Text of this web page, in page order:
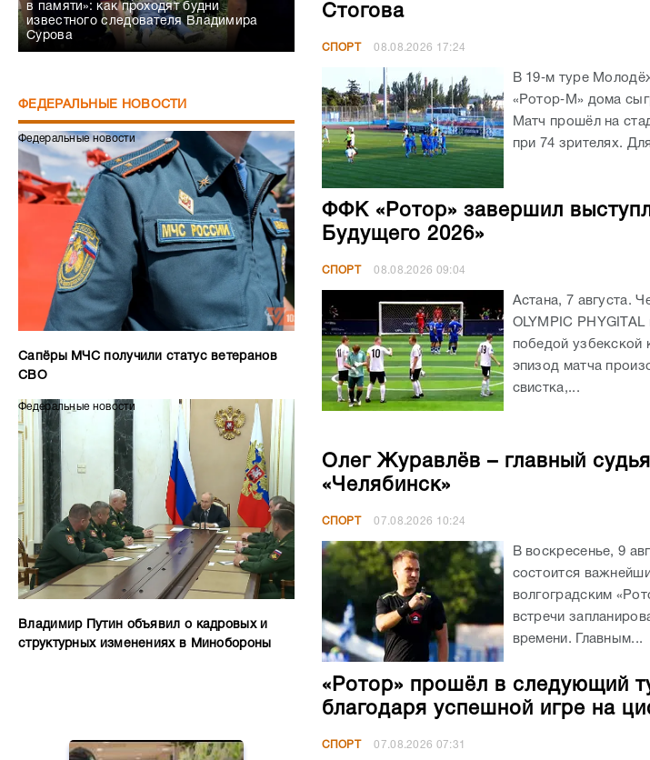
в памяти»: как проходят будни
известного следователя Владимира
Сурова
ФЕДЕРАЛЬНЫЕ НОВОСТИ
Федеральные новости
Сапёры МЧС получили статус ветеранов
СВО
Федеральные новости
Владимир Путин объявил о кадровых и
структурных изменениях в Минобороны
Стогова
СПОРТ 08.08.2026 17:24
В 19‑м туре
«Ротор‑М» дома
Матч прошёл на
при 74 зрителях.
ФФК «Ротор» завершил
Будущего 2026»
СПОРТ 08.08.2026 09:04
Астана, 7 августа.
OLYMPIC
победой
эпизод матча
свистка,...
Олег Журавлёв – главный
«Челябинск»
СПОРТ 07.08.2026 10:24
В воскресенье, 9
состоится
волгоградским
встречи
времени. Главным...
«Ротор» прошёл в следующий
благодаря успешной игре на
СПОРТ 07.08.2026 07:31